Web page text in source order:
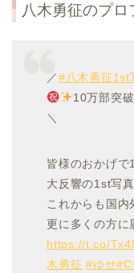
八木勇征のプロ
／#八木勇征1st
10万部突破
＼
皆様のおかげで
大反響の1st写
これからも国内
更に多くの方に
https://t.co/
木勇征 #ゆせ